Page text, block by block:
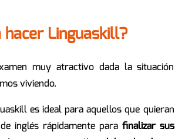
Linguaskill?
muy atractivo dada la situación
viviendo.
es ideal para aquellos que quieran
inglés rápidamente para finalizar sus